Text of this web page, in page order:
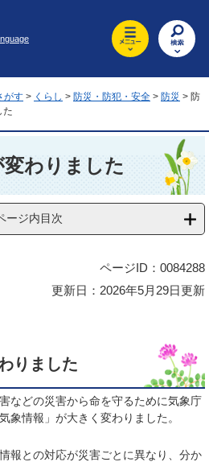
がす > くらし > 防災・防犯・安全 > 防災 > 防
た
変わりました
ージ内目次
ページID：0084288
更新日：2026年5月29日更新
りました
などの災害から命を守るために気象庁
象情報」が大きく変わりました。
報との対応が災害ごとに異なり、分か